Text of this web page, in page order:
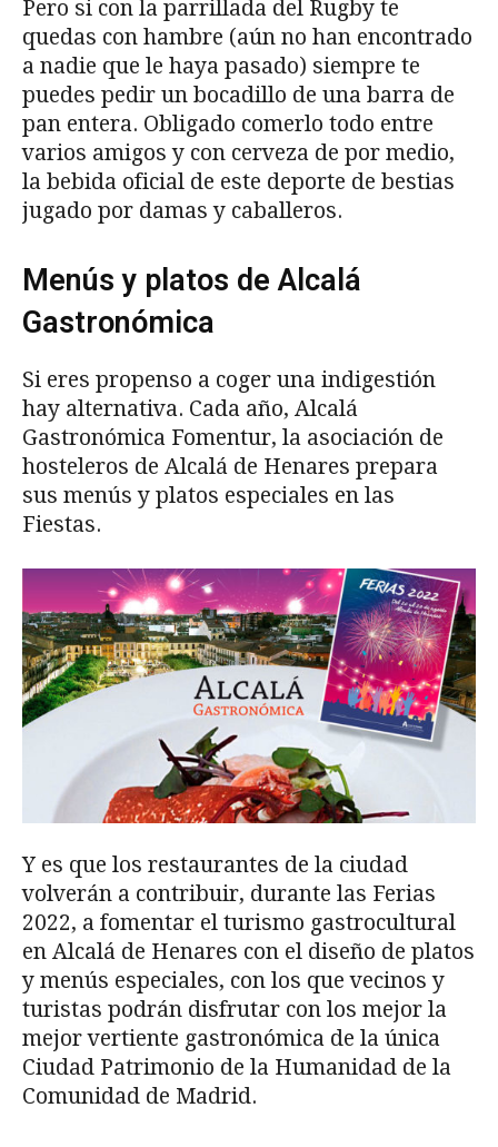
Pero si con la parrillada del Rugby te
quedas con hambre (aún no han encontrado
a nadie que le haya pasado) siempre te
puedes pedir un bocadillo de una barra de
pan entera. Obligado comerlo todo entre
varios amigos y con cerveza de por medio,
la bebida oficial de este deporte de bestias
jugado por damas y caballeros.
Menús y platos de Alcalá
Gastronómica
Si eres propenso a coger una indigestión
hay alternativa. Cada año, Alcalá
Gastronómica Fomentur, la asociación de
hosteleros de Alcalá de Henares prepara
sus menús y platos especiales en las
Fiestas.
Y es que los restaurantes de la ciudad
volverán a contribuir, durante las Ferias
2022, a fomentar el turismo gastrocultural
en Alcalá de Henares con el diseño de platos
y menús especiales, con los que vecinos y
turistas podrán disfrutar con los mejor la
mejor vertiente gastronómica de la única
Ciudad Patrimonio de la Humanidad de la
Comunidad de Madrid.